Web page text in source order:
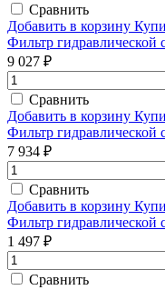
Сравнить
Добавить в корзину
Фильтр гидравлической
9 027 ₽
Сравнить
Добавить в корзину
Фильтр гидравлической
7 934 ₽
Сравнить
Добавить в корзину
Фильтр гидравлической
1 497 ₽
Сравнить